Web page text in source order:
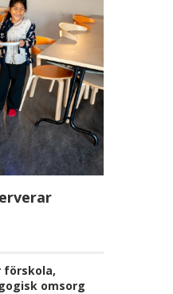
förskola,
omsorg